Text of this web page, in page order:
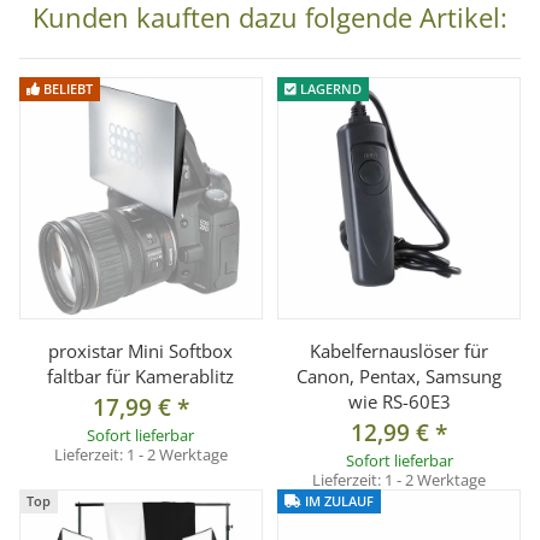
1x Hintergrundset (schwarz, weiß, rot, blau)
1x Transporttasche
Kunden kauften dazu folgende Artikel:
BELIEBT
proxistar Mini Softbox
faltbar für Kamerablitz
17,99 €*
Sofort lieferbar
Lieferzeit: 1 - 2 Werktage
LAGERND
Kabelfernauslöser für
Canon, Pentax, Samsung
wie RS-60E3
12,99 €*
Sofort lieferbar
Lieferzeit: 1 - 2 Werktage
Top IM ZULAUF